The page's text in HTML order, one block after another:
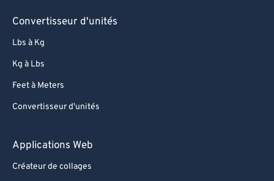
Convertisseur d'unités
Lbs à Kg
Kg à Lbs
Feet à Meters
Convertisseur d'unités
Applications Web
Créateur de collages